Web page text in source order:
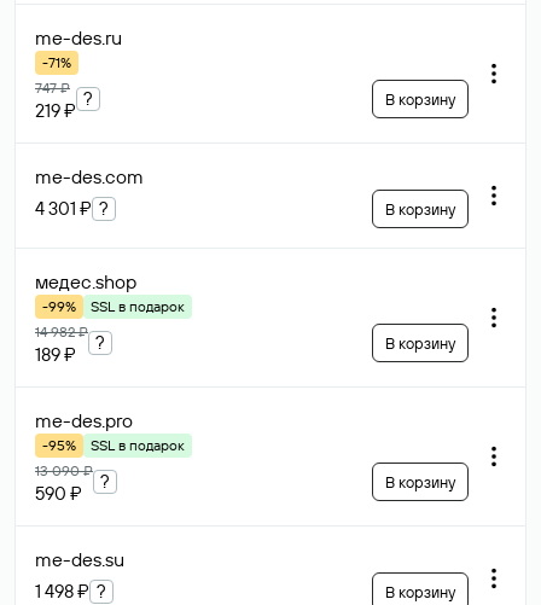
me-des.ru
-71%
747 ₽
219 ₽
? В корзину
me-des.com
4 301 ₽ ? В корзину
медес.shop
-99%
SSL в подарок
14 982 ₽
189 ₽
? В корзину
me-des.pro
-95%
SSL в подарок
13 090 ₽
590 ₽
? В корзину
me-des.su
1 498 ₽ ? В корзину